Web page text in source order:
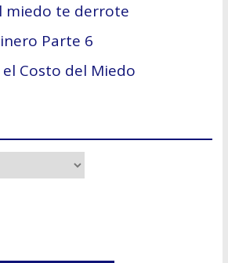
miedo te derrote
Parte 6
Costo del Miedo